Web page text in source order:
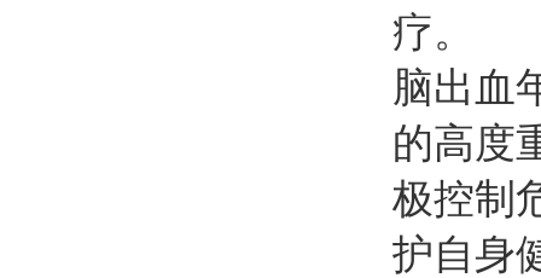
疗。
脑出血
的高度
极控制
护自身